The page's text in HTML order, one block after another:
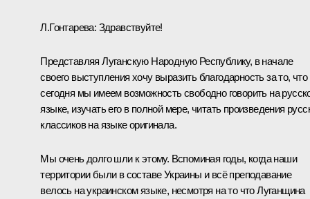
Л.Гонтарева: Здравствуйте!
Представляя Луганскую Народную Республику, в начале
своего выступления хочу выразить благодарность за то, что
сегодня мы имеем возможность свободно говорить на
языке, изучать его в полной мере, читать произведения
классиков на языке оригинала.
Мы очень долго шли к этому. Вспоминая годы, когда наши
территории были в составе Украины и всё преподавание
велось на украинском языке, несмотря на то что Луганщина